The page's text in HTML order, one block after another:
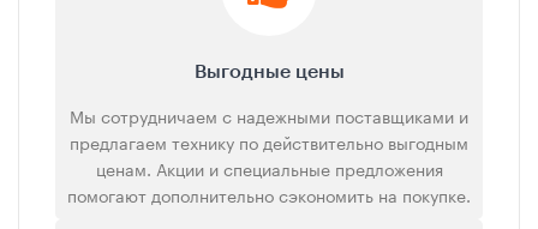
Выгодные цены
Мы сотрудничаем с надежными поставщиками и
предлагаем технику по действительно выгодным
ценам. Акции и специальные предложения
помогают дополнительно сэкономить на покупке.